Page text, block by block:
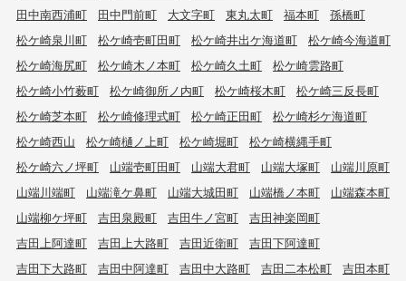
田中南西浦町
田中門前町 大文字町 東丸太町 福本町
孫橋町
松ケ崎泉川町
松ケ崎壱町田町 松ケ崎井出ケ海道町
松ケ崎今海道町
松ケ崎海尻町
松ケ崎木ノ本町 松ケ崎久土町
松ケ崎雲路町
松ケ崎小竹薮町
松ケ崎御所ノ内町 松ケ崎桜木町
松ケ崎三反長町
松ケ崎芝本町
松ケ崎修理式町 松ケ崎正田町
松ケ崎杉ケ海道町
松ケ崎西山
松ケ崎樋ノ上町 松ケ崎堀町
松ケ崎横縄手町
松ケ崎六ノ坪町
山端壱町田町 山端大君町 山端大塚町
山端川原町
山端川端町
山端滝ケ鼻町 山端大城田町 山端橋ノ本町
山端森本町
山端柳ケ坪町
吉田泉殿町 吉田牛ノ宮町
吉田神楽岡町
吉田上阿達町
吉田上大路町 吉田近衛町
吉田下阿達町
吉田下大路町
吉田中阿達町 吉田中大路町 吉田二本松町
吉田本町